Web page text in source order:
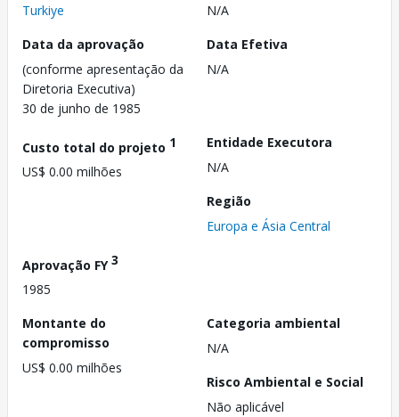
Turkiye
N/A
Data da aprovação
(conforme apresentação da
Diretoria Executiva)
30 de junho de 1985
Data Efetiva
N/A
Custo total do projeto 1
US$ 0.00 milhões
Entidade Executora
N/A
Região
Europa e Ásia Central
Aprovação FY3
1985
Montante do
compromisso
US$ 0.00 milhões
Categoria ambiental
N/A
Risco Ambiental e Social
Não aplicável